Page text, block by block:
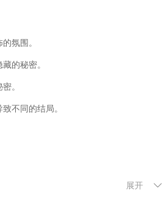
氛围。
的秘密。
。
不同的结局。
展开